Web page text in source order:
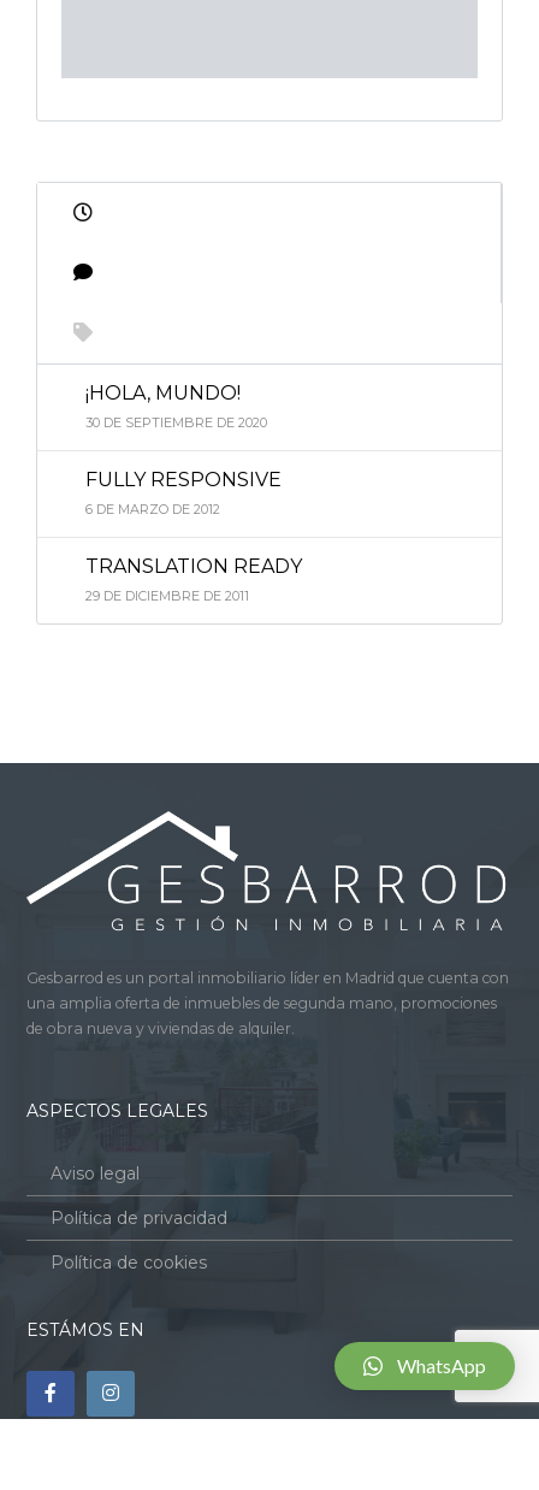
¡HOLA, MUNDO!
30 DE SEPTIEMBRE DE 2020
FULLY RESPONSIVE
6 DE MARZO DE 2012
TRANSLATION READY
29 DE DICIEMBRE DE 2011
Gesbarrod es un portal inmobiliario líder en Madrid que cuenta con
una amplia oferta de inmuebles de segunda mano, promociones
de obra nueva y viviendas de alquiler.
ASPECTOS LEGALES
Aviso legal
Política de privacidad
Política de cookies
ESTÁMOS EN
WhatsApp